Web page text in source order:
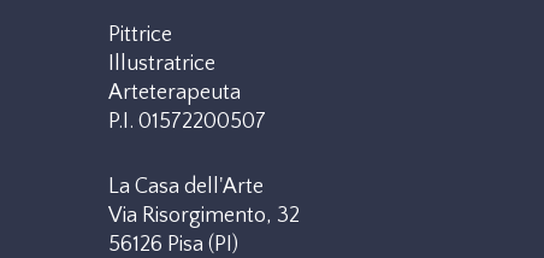
Pittrice
Illustratrice
Arteterapeuta
P.I. 01572200507
La Casa dell'Arte
Via Risorgimento, 32
56126 Pisa (PI)